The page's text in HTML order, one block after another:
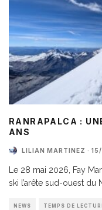
RANRAPALCA :
ANS
LILIAN MARTINEZ ·
Le 28 mai 2026, Fay
ski l’arête sud-ouest du
NEWS TEMPS DE